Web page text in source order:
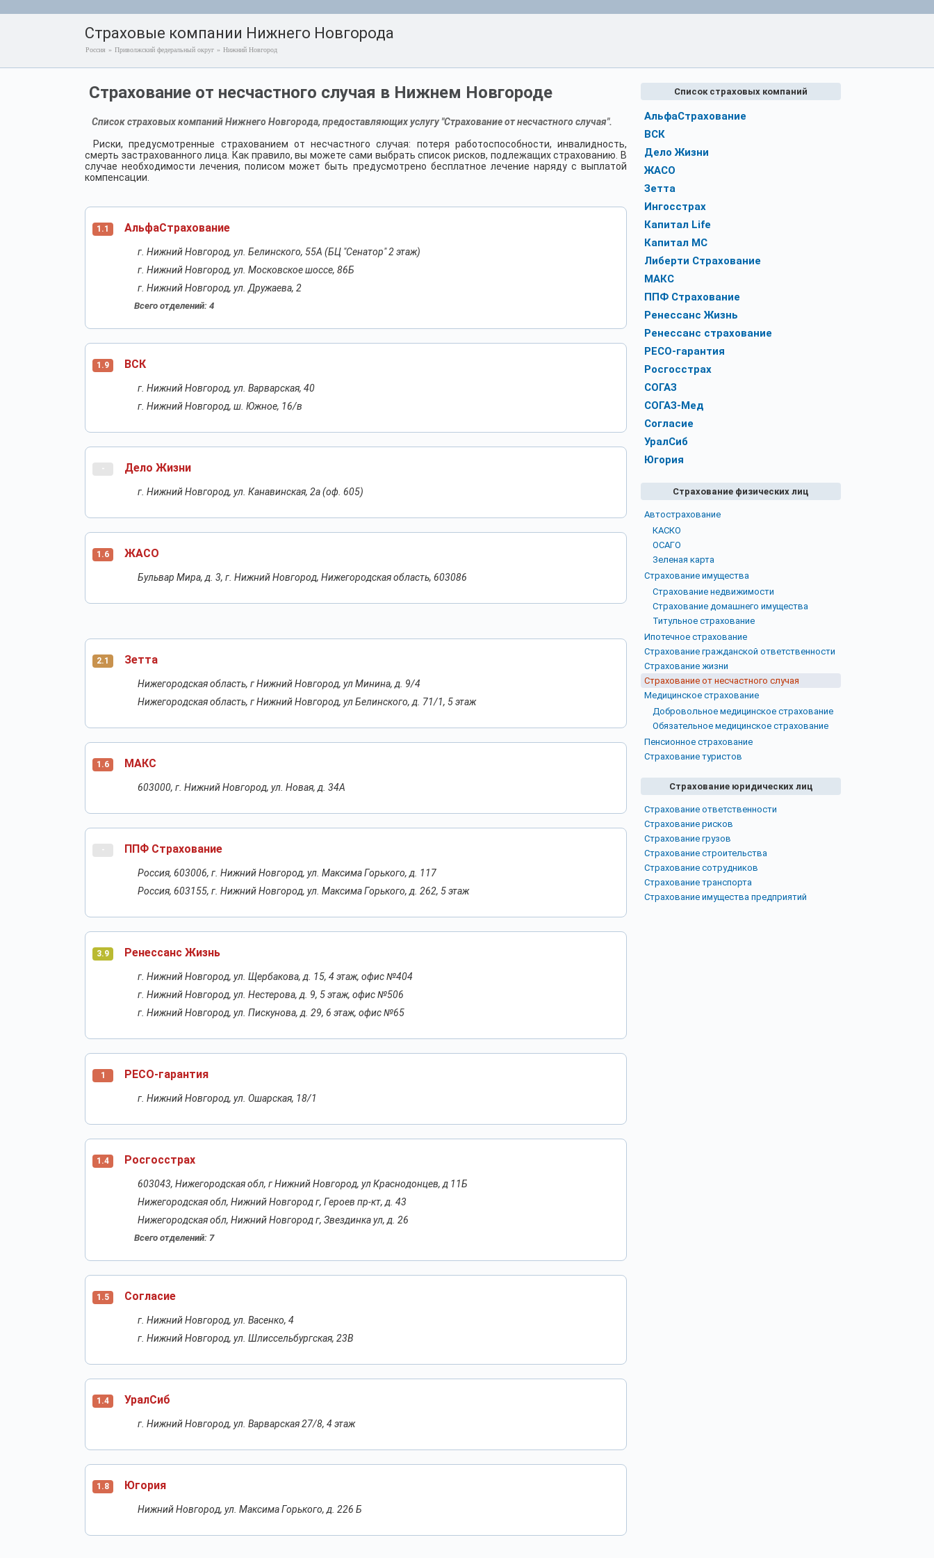
Страховые компании Нижнего Новгорода
Россия » Приволжский федеральный округ » Нижний Новгород
Страхование от несчастного случая в Нижнем Новгороде
Список страховых компаний Нижнего Новгорода, предоставляющих услугу "Страхование от несчастного случая".
Риски, предусмотренные страхованием от несчастного случая: потеря работоспособности, инвалидность,
смерть застрахованного лица. Как правило, вы можете сами выбрать список рисков, подлежащих страхованию. В
случае необходимости лечения, полисом может быть предусмотрено бесплатное лечение наряду с выплатой
компенсации.
1.1 АльфаСтрахование
г. Нижний Новгород, ул. Белинского, 55А (БЦ "Сенатор" 2 этаж)
г. Нижний Новгород, ул. Московское шоссе, 86Б
г. Нижний Новгород, ул. Дружаева, 2
Всего отделений: 4
1.9 ВСК
г. Нижний Новгород, ул. Варварская, 40
г. Нижний Новгород, ш. Южное, 16/в
- Дело Жизни
г. Нижний Новгород, ул. Канавинская, 2а (оф. 605)
1.6 ЖАСО
Бульвар Мира, д. 3, г. Нижний Новгород, Нижегородская область, 603086
2.1 Зетта
Нижегородская область, г Нижний Новгород, ул Минина, д. 9/4
Нижегородская область, г Нижний Новгород, ул Белинского, д. 71/1, 5 этаж
1.6 МАКС
603000, г. Нижний Новгород, ул. Новая, д. 34А
- ППФ Страхование
Россия, 603006, г. Нижний Новгород, ул. Максима Горького, д. 117
Россия, 603155, г. Нижний Новгород, ул. Максима Горького, д. 262, 5 этаж
3.9 Ренессанс Жизнь
г. Нижний Новгород, ул. Щербакова, д. 15, 4 этаж, офис №404
г. Нижний Новгород, ул. Нестерова, д. 9, 5 этаж, офис №506
г. Нижний Новгород, ул. Пискунова, д. 29, 6 этаж, офис №65
1 РЕСО-гарантия
г. Нижний Новгород, ул. Ошарская, 18/1
1.4 Росгосстрах
603043, Нижегородская обл, г Нижний Новгород, ул Краснодонцев, д 11Б
Нижегородская обл, Нижний Новгород г, Героев пр-кт, д. 43
Нижегородская обл, Нижний Новгород г, Звездинка ул, д. 26
Всего отделений: 7
1.5 Согласие
г. Нижний Новгород, ул. Васенко, 4
г. Нижний Новгород, ул. Шлиссельбургская, 23В
1.4 УралСиб
г. Нижний Новгород, ул. Варварская 27/8, 4 этаж
1.8 Югория
Нижний Новгород, ул. Максима Горького, д. 226 Б
Список страховых компаний
АльфаСтрахование
ВСК
Дело Жизни
ЖАСО
Зетта
Ингосстрах
Капитал Life
Капитал МС
Либерти Страхование
МАКС
ППФ Страхование
Ренессанс Жизнь
Ренессанс страхование
РЕСО-гарантия
Росгосстрах
СОГАЗ
СОГАЗ-Мед
Согласие
УралСиб
Югория
Страхование физических лиц
Автострахование
КАСКО
ОСАГО
Зеленая карта
Страхование имущества
Страхование недвижимости
Страхование домашнего имущества
Титульное страхование
Ипотечное страхование
Страхование гражданской ответственности
Страхование жизни
Страхование от несчастного случая
Медицинское страхование
Добровольное медицинское страхование
Обязательное медицинское страхование
Пенсионное страхование
Страхование туристов
Страхование юридических лиц
Страхование ответственности
Страхование рисков
Страхование грузов
Страхование строительства
Страхование сотрудников
Страхование транспорта
Страхование имущества предприятий